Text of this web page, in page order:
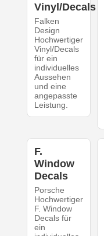
Vinyl/Decals
Falken
Design
Hochwertiger
Vinyl/Decals
für ein
individuelles
Aussehen
und eine
angepasste
Leistung.
F.
Window
Decals
Porsche
Hochwertiger
F. Window
Decals für
ein